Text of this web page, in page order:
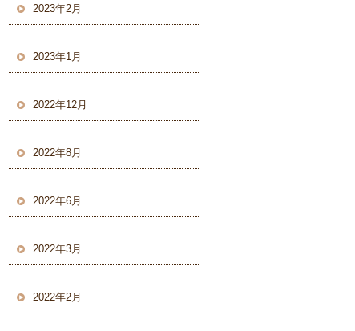
2023年2月
2023年1月
2022年12月
2022年8月
2022年6月
2022年3月
2022年2月